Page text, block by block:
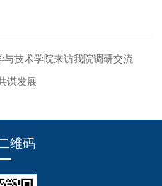
技术学院来访我院调研交流
谋发展
维码